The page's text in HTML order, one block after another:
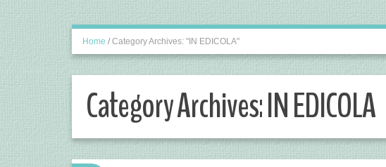
Home / Category Archives: "IN EDICOLA"
Category Archives:IN EDICOLA